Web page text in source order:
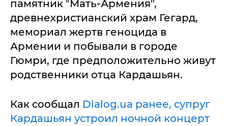
памятник "Мать-Армения",
древнехристианский храм Гегард,
мемориал жертв геноцида в
Армении и побывали в городе
Гюмри, где предположительно живут
родственники отца Кардашьян.
Как сообщал Dialog.ua ранее, супруг
Кардашьян устроил ночной концерт